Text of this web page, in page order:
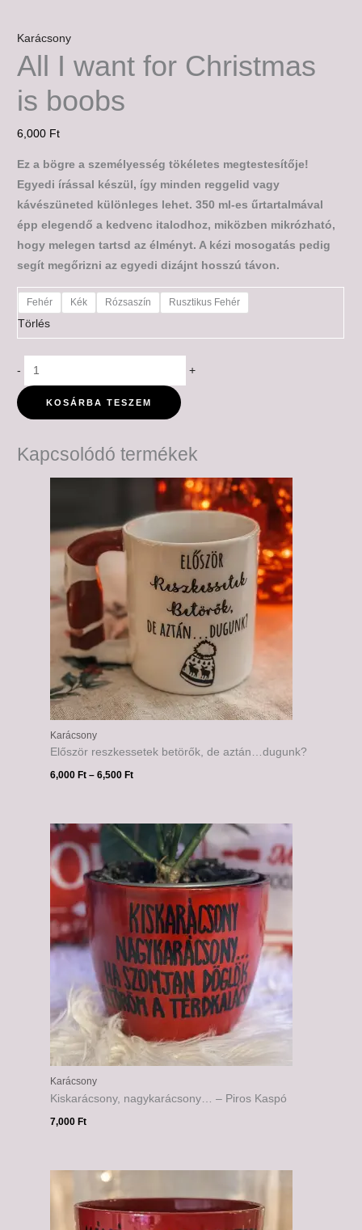
Karácsony
All I want for Christmas
is boobs
6,000 Ft
Ez a bögre a személyesség tökéletes megtestesítője!
Egyedi írással készül, így minden reggelid vagy
kávészüneted különleges lehet. 350 ml-es űrtartalmával
épp elegendő a kedvenc italodhoz, miközben mikrózható,
hogy melegen tartsd az élményt. A kézi mosogatás pedig
segít megőrizni az egyedi dizájnt hosszú távon.
Fehér Kék Rózsaszín Rusztikus Fehér
Törlés
- +
KOSÁRBA TESZEM
Kapcsolódó termékek
Karácsony
Először reszkessetek betörők, de aztán…dugunk?
6,000 Ft – 6,500 Ft
6,000 Ft
6,500 Ft
Karácsony
Kiskarácsony, nagykarácsony… – Piros Kaspó
7,000 Ft